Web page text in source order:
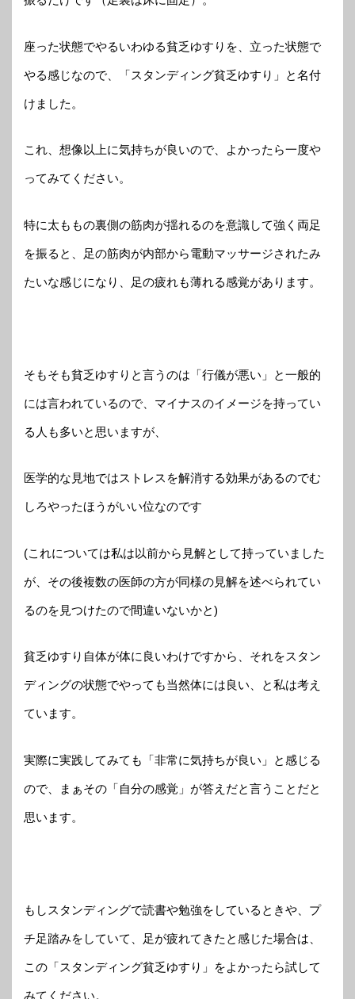
座った状態でやるいわゆる貧乏ゆすりを、立った状態で
やる感じなので、「スタンディング貧乏ゆすり」と名付
けました。
これ、想像以上に気持ちが良いので、よかったら一度や
ってみてください。
特に太ももの裏側の筋肉が揺れるのを意識して強く両足
を振ると、足の筋肉が内部から電動マッサージされたみ
たいな感じになり、足の疲れも薄れる感覚があります。
そもそも貧乏ゆすりと言うのは「行儀が悪い」と一般的
には言われているので、マイナスのイメージを持ってい
る人も多いと思いますが、
医学的な見地ではストレスを解消する効果があるのでむ
しろやったほうがいい位なのです
(これについては私は以前から見解として持っていました
が、その後複数の医師の方が同様の見解を述べられてい
るのを見つけたので間違いないかと)
貧乏ゆすり自体が体に良いわけですから、それをスタン
ディングの状態でやっても当然体には良い、と私は考え
ています。
実際に実践してみても「非常に気持ちが良い」と感じる
ので、まぁその「自分の感覚」が答えだと言うことだと
思います。
もしスタンディングで読書や勉強をしているときや、プ
チ足踏みをしていて、足が疲れてきたと感じた場合は、
この「スタンディング貧乏ゆすり」をよかったら試して
みてください。